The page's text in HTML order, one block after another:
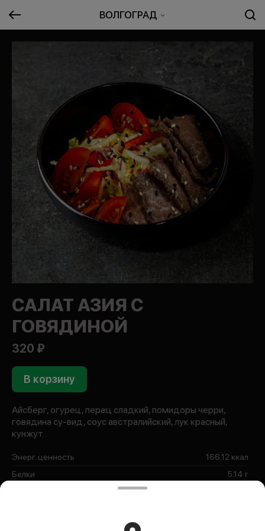
ВОЛГОГРАД
САЛАТ АЗИЯ С
ГОВЯДИНОЙ
320 ₽
В корзину
Айсберг, огурец, перец сладкий, помидоры черри,
говядина су-вид, соус австралийский, лук красный,
кунжут.
Энерг. ценность
166.12 ккал
Белки
5.14 г